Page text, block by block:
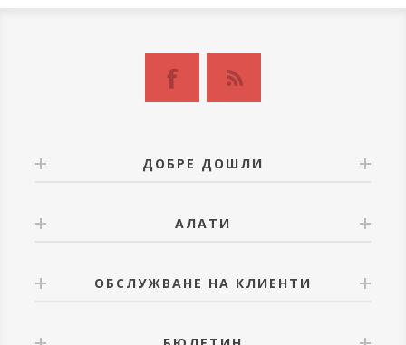
ДОБРЕ ДОШЛИ
АЛАТИ
ОБСЛУЖВАНЕ НА КЛИЕНТИ